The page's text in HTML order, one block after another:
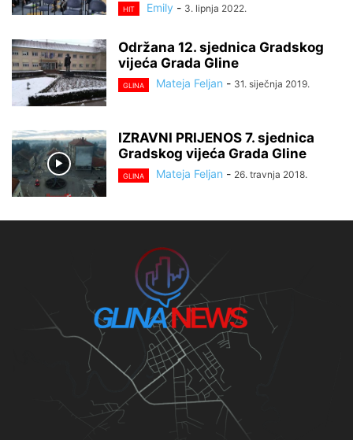
HIT Emily - 3. lipnja 2022.
Održana 12. sjednica Gradskog
vijeća Grada Gline
GLINA Mateja Feljan - 31. siječnja 2019.
IZRAVNI PRIJENOS 7. sjednica
Gradskog vijeća Grada Gline
GLINA Mateja Feljan - 26. travnja 2018.